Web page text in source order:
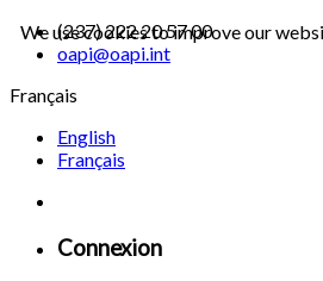
(237) 222 20 57 00
oapi@oapi.int
Français
English
Français
Connexion
We use cookies to improve our